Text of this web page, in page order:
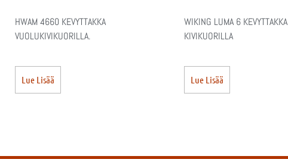
HWAM 4660 KEVYTTAKKA
VUOLUKIVIKUORILLA.
Lue Lisää
WIKING LUMA 6 KEVYTTAKKA
KIVIKUORILLA
Lue Lisää